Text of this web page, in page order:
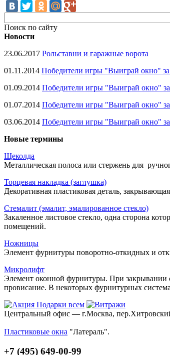
Поиск по сайту
Новости
23.06.2017 Рольставни и гаражные ворота
01.11.2014 Победители игры "Выиграй окно" за
01.09.2014 Победители игры "Выиграй окно"
01.07.2014 Победители игры "Выиграй окно"
03.06.2014 Победители игры "Выиграй окно" за
Новые термины
Щеколда
Металлическая полоса или стержень для
Торцевая накладка (заглушка)
Декоративная пластиковая деталь,
Стемалит (эмалит, эмалированное стекло)
Закаленное листовое стекло, одна сторона
помещений.
Ножницы
Элемент фурнитуры поворотно-откидных и
Микролифт
Элемент оконной фурнитуры. При закрывании
провисание. В некоторых фурнитурных
Центральный офис — г.Москва,
Пластиковые окна "Латераль".
+7 (495) 649-00-99